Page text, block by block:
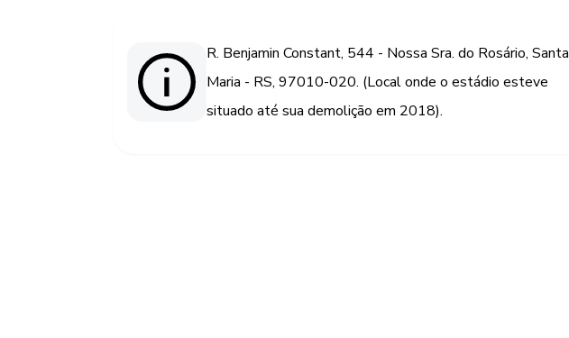
R. Benjamin Constant, 544 - Nossa Sra. do Rosário, Santa
Maria - RS, 97010-020. (Local onde o estádio esteve
situado até sua demolição em 2018).